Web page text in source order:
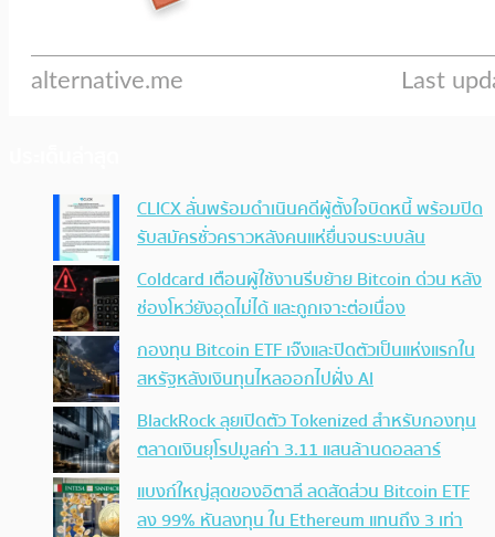
CLICX ลั่นพร้อมดำเนินคดีผู้ตั้งใจบิดหนี้ พร้อมปิด
รับสมัครชั่วคราวหลังคนแห่ยื่นจนระบบล้น
Coldcard เตือนผู้ใช้งานรีบย้าย Bitcoin ด่วน หลัง
ช่องโหว่ยังอุดไม่ได้ และถูกเจาะต่อเนื่อง
กองทุน Bitcoin ETF เจ๊งและปิดตัวเป็นแห่งแรกใน
สหรัฐหลังเงินทุนไหลออกไปฝั่ง AI
BlackRock ลุยเปิดตัว Tokenized สำหรับกองทุน
ตลาดเงินยุโรปมูลค่า 3.11 แสนล้านดอลลาร์
แบงก์ใหญ่สุดของอิตาลี ลดสัดส่วน Bitcoin ETF
ลง 99% หันลงทุน ใน Ethereum แทนถึง 3 เท่า